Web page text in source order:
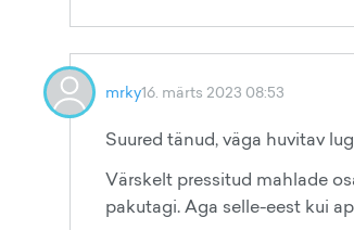
mrky16. märts 2023 08:53
Suured tänud, väga huvitav
Värskelt pressitud mahlade
pakutagi. Aga selle-eest kui